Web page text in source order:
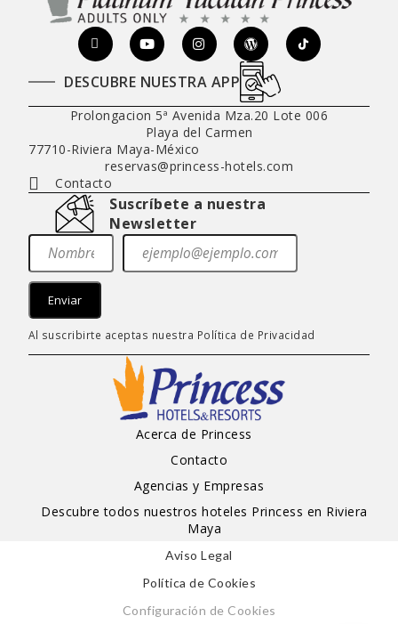
DESCUBRE NUESTRA APP
Prolongacion 5ª Avenida Mza.20 Lote 006
Playa del Carmen
77710-Riviera Maya-México
reservas@princess-hotels.com
Contacto
Suscríbete a nuestra
Newsletter
Enviar
Al suscribirte aceptas nuestra Política de Privacidad
Acerca de Princess
Contacto
Agencias y Empresas
Descubre todos nuestros hoteles Princess en Riviera
Maya
Aviso Legal
Política de Cookies
Configuración de Cookies